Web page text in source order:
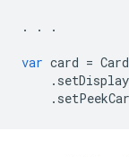
. . .
var card =
.
.